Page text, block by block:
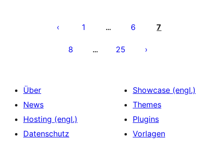
der
1 … 6 7
8 … 25
Über
News
Hosting (engl.)
Datenschutz
Showcase (engl.)
Themes
Plugins
Vorlagen